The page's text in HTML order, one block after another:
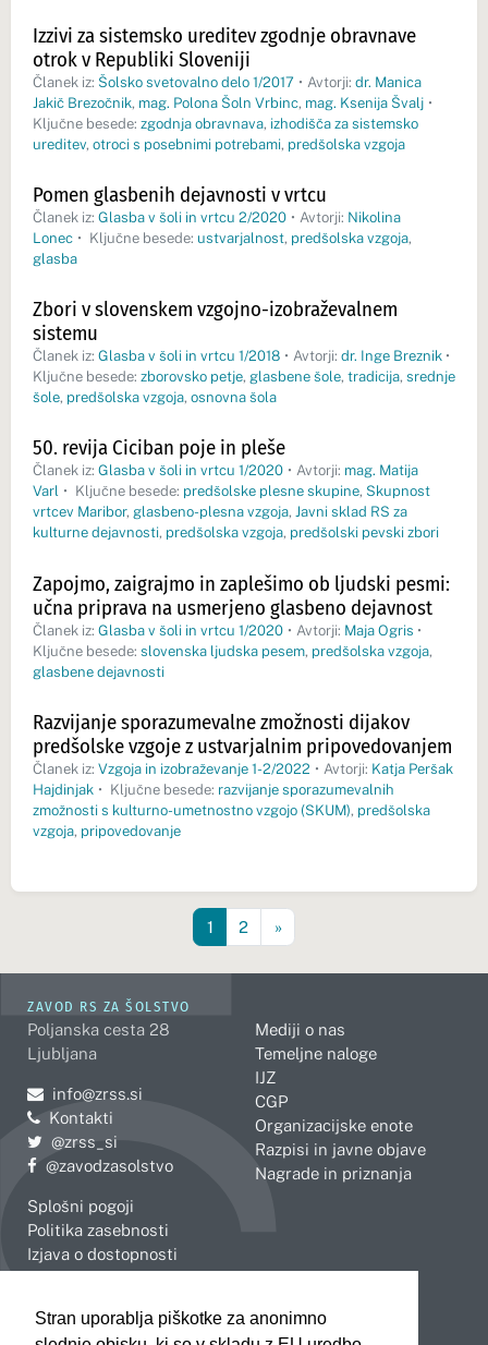
Stran uporablja piškotke za anonimno
Izzivi za sistemsko ureditev zgodnje obravnave
otrok v Republiki Sloveniji
Članek iz: Šolsko svetovalno delo 1/2017 • Avtorji: dr. Manica
Jakič Brezočnik, mag. Polona Šoln Vrbinc, mag. Ksenija Švalj •
Ključne besede: zgodnja obravnava, izhodišča za sistemsko
ureditev, otroci s posebnimi potrebami, predšolska vzgoja
Pomen glasbenih dejavnosti v vrtcu
Članek iz: Glasba v šoli in vrtcu 2/2020 • Avtorji: Nikolina
Lonec • Ključne besede: ustvarjalnost, predšolska vzgoja,
glasba
Zbori v slovenskem vzgojno-izobraževalnem
sistemu
Članek iz: Glasba v šoli in vrtcu 1/2018 • Avtorji: dr. Inge Breznik •
Ključne besede: zborovsko petje, glasbene šole, tradicija, srednje
šole, predšolska vzgoja, osnovna šola
50. revija Ciciban poje in pleše
Članek iz: Glasba v šoli in vrtcu 1/2020 • Avtorji: mag. Matija
Varl • Ključne besede: predšolske plesne skupine, Skupnost
vrtcev Maribor, glasbeno-plesna vzgoja, Javni sklad RS za
kulturne dejavnosti, predšolska vzgoja, predšolski pevski zbori
Zapojmo, zaigrajmo in zaplešimo ob ljudski pesmi:
učna priprava na usmerjeno glasbeno dejavnost
Članek iz: Glasba v šoli in vrtcu 1/2020 • Avtorji: Maja Ogris •
Ključne besede: slovenska ljudska pesem, predšolska vzgoja,
glasbene dejavnosti
Razvijanje sporazumevalne zmožnosti dijakov
predšolske vzgoje z ustvarjalnim pripovedovanjem
Članek iz: Vzgoja in izobraževanje 1-2/2022 • Avtorji: Katja Peršak
Hajdinjak • Ključne besede: razvijanje sporazumevalnih
zmožnosti s kulturno-umetnostno vzgojo (SKUM), predšolska
vzgoja, pripovedovanje
1 2 »
ZAVOD RS ZA ŠOLSTVO
Poljanska cesta 28
Ljubljana
Pošljite e-mail na
info@zrss.si
Kontakti
Pojdite na Twitter:
@zrss_si
Pojdite na Facebook:
@zavodzasolstvo
Splošni pogoji
Politika zasebnosti
Izjava o dostopnosti
Mediji o nas
Temeljne naloge
IJZ
CGP
Organizacijske enote
Razpisi in javne objave
Nagrade in priznanja
Celje
Novo mesto